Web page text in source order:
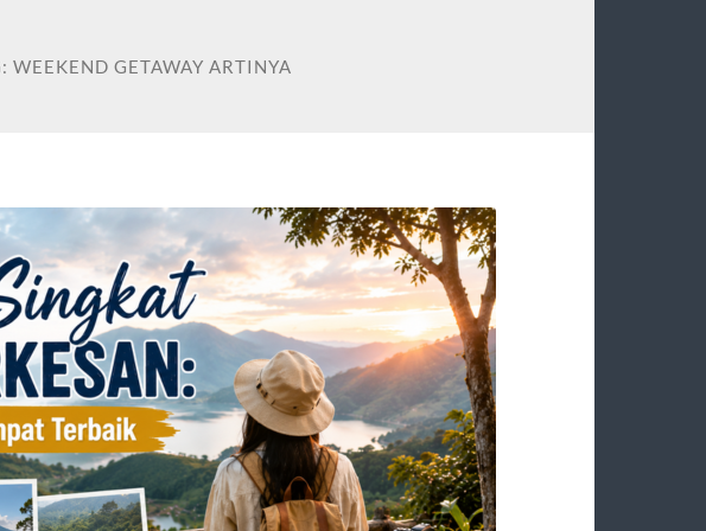
WEEKEND GETAWAY ARTINYA